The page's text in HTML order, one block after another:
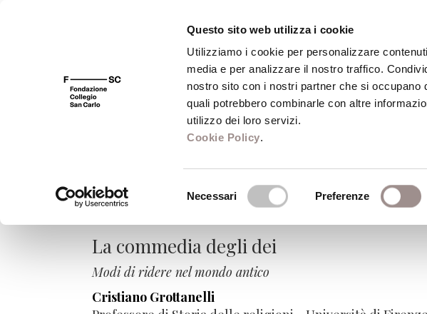
Questo sito web utilizza i cookie
Utilizziamo i cookie per personalizzare
media e per analizzare il nostro traffico.
nostro sito con i nostri partner che si
quali potrebbero combinarle con altre
utilizzo dei loro servizi.
Cookie Policy.
Necessari Preferenze
FSC 400 Fondazione Biblioteca Centro
Il sorriso dello spirito.
dell'Occidente
La commedia degli dei
Modi di ridere nel mondo antico
Cristiano Grottanelli